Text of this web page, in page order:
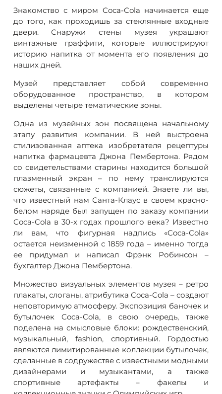
Знакомство с миром Coca-Cola начинается еще
до того, как проходишь за стеклянные входные
двери. Снаружи стены музея украшают
винтажные граффити, которые иллюстрируют
историю напитка от момента его появления до
наших дней.
Музей представляет собой современно
оборудованное пространство, в котором
выделены четыре тематические зоны.
Одна из музейных зон посвящена начальному
этапу развития компании. В ней выстроена
стилизованная аптека изобретателя рецептуры
напитка фармацевта Джона Пембертона. Рядом
со свидетельствами старины находится большой
плазменный экран – по нему транслируются
сюжеты, связанные с компанией. Знаете ли вы,
что известный нам Санта-Клаус в своем красно-
белом наряде был запущен по заказу компании
Coca-Cola в 30-х годах прошлого века? Известно
ли вам, что фигурная надпись «Coca-Cola»
остается неизменной с 1859 года – именно тогда
ее придумал и написал Фрэнк Робинсон –
бухгалтер Джона Пембертона.
Множество визуальных элементов музея – ретро
плакаты, слоганы, атрибутика Coca-Cola – создают
неповторимую атмосферу. Экспозиция баночек и
бутылочек Coca-Cola, в свою очередь, также
поделена на смысловые блоки: рождественский,
музыкальный, fashion, спортивный. Гордостью
являются лимитированные коллекции бутылочек,
сделанные в содружестве с известными модными
дизайнерами и музыкантами, а также
спортивные артефакты – факелы и